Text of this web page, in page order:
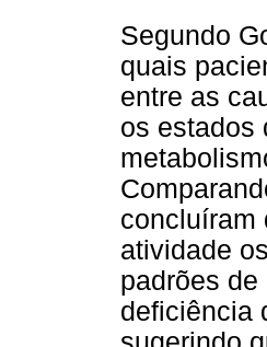
Segundo
quais
entre as
os estados
concluíram
atividade
padrões
deficiência